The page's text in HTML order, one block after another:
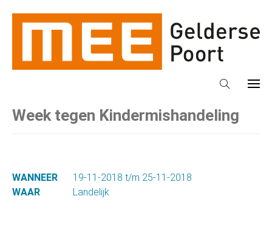
Week tegen Kindermishandeling
WANNEER
19-11-2018 t/m 25-11-2018
WAAR
Landelijk